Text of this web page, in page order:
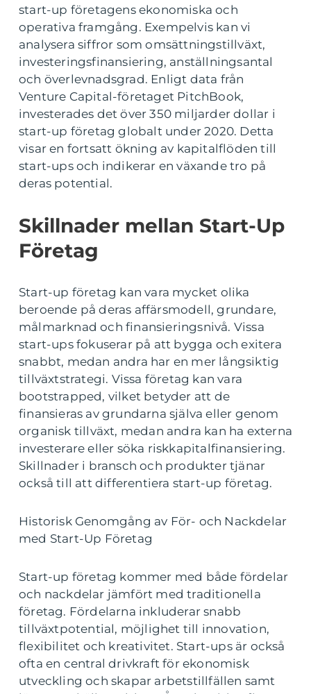
start-up företagens ekonomiska och
operativa framgång. Exempelvis kan vi
analysera siffror som omsättningstillväxt,
investeringsfinansiering, anställningsantal
och överlevnadsgrad. Enligt data från
Venture Capital-företaget PitchBook,
investerades det över 350 miljarder dollar i
start-up företag globalt under 2020. Detta
visar en fortsatt ökning av kapitalflöden till
start-ups och indikerar en växande tro på
deras potential.
Skillnader mellan Start-Up
Företag
Start-up företag kan vara mycket olika
beroende på deras affärsmodell, grundare,
målmarknad och finansieringsnivå. Vissa
start-ups fokuserar på att bygga och exitera
snabbt, medan andra har en mer långsiktig
tillväxtstrategi. Vissa företag kan vara
bootstrapped, vilket betyder att de
finansieras av grundarna själva eller genom
organisk tillväxt, medan andra kan ha externa
investerare eller söka riskkapitalfinansiering.
Skillnader i bransch och produkter tjänar
också till att differentiera start-up företag.
Historisk Genomgång av För- och Nackdelar
med Start-Up Företag
Start-up företag kommer med både fördelar
och nackdelar jämfört med traditionella
företag. Fördelarna inkluderar snabb
tillväxtpotential, möjlighet till innovation,
flexibilitet och kreativitet. Start-ups är också
ofta en central drivkraft för ekonomisk
utveckling och skapar arbetstillfällen samt